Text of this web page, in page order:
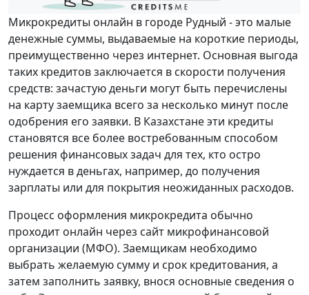
Микрокредиты онлайн в городе Рудный - это малые
денежные суммы, выдаваемые на короткие периоды,
преимущественно через интернет. Основная выгода
таких кредитов заключается в скорости получения
средств: зачастую деньги могут быть перечислены
на карту заемщика всего за несколько минут после
одобрения его заявки. В Казахстане эти кредиты
становятся все более востребованным способом
решения финансовых задач для тех, кто остро
нуждается в деньгах, например, до получения
зарплаты или для покрытия неожиданных расходов.
Процесс оформления микрокредита обычно
проходит онлайн через сайт микрофинансовой
организации (МФО). Заемщикам необходимо
выбрать желаемую сумму и срок кредитования, а
затем заполнить заявку, внося основные сведения о